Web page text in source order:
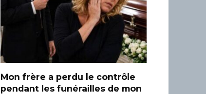
Mon frère a perdu le contrôle
pendant les funérailles de mon